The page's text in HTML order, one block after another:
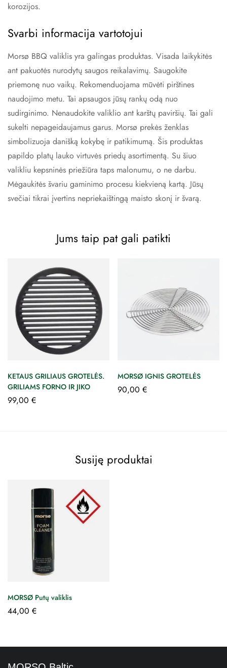
korozijos.
Svarbi informacija vartotojui
Morsø BBQ valiklis yra galingas produktas. Visada laikykitės
ant pakuotės nurodytų saugos reikalavimų. Saugokite
priemonę nuo vaikų. Rekomenduojama mūvėti pirštines
naudojimo metu. Tai apsaugos jūsų rankų odą nuo
sudirginimo. Nenaudokite valiklio ant karštų paviršių. Tai gali
sukelti nepageidaujamus garus. Morsø prekės ženklas
simbolizuoja danišką kokybę ir patikimumą. Šis produktas
papildo platų lauko virtuvės priedų asortimentą. Su šiuo
valikliu kepsninės priežiūra taps malonumu, o ne darbu.
Mėgaukitės švariu gaminimo procesu kiekvieną kartą. Jūsų
svečiai tikrai įvertins nepriekaištingą maisto skonį ir švarą.
Jums taip pat gali patikti
KETAUS GRILIAUS GROTELĖS.
GRILIAMS FORNO IR JIKO
99,00 €
MORSØ IGNIS GROTELĖS
90,00 €
Susiję produktai
MORSØ Putų valiklis
44,00 €